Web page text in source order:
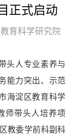
正式启动
育科学研究院
头人专业素养与
能力突出、示范
海淀区教育科学
师带头人培养项
教委学前科副科